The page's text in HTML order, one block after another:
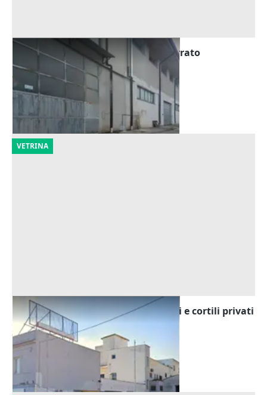
Asta Laboratorio al piano seminterrato
Spezzano Albanese (Cosenza)
Offerta minima
94.043 €
VETRINA
Asta Edificio artigianale con alloggi e cortili privati
Taranto
Offerta minima
956.250 €